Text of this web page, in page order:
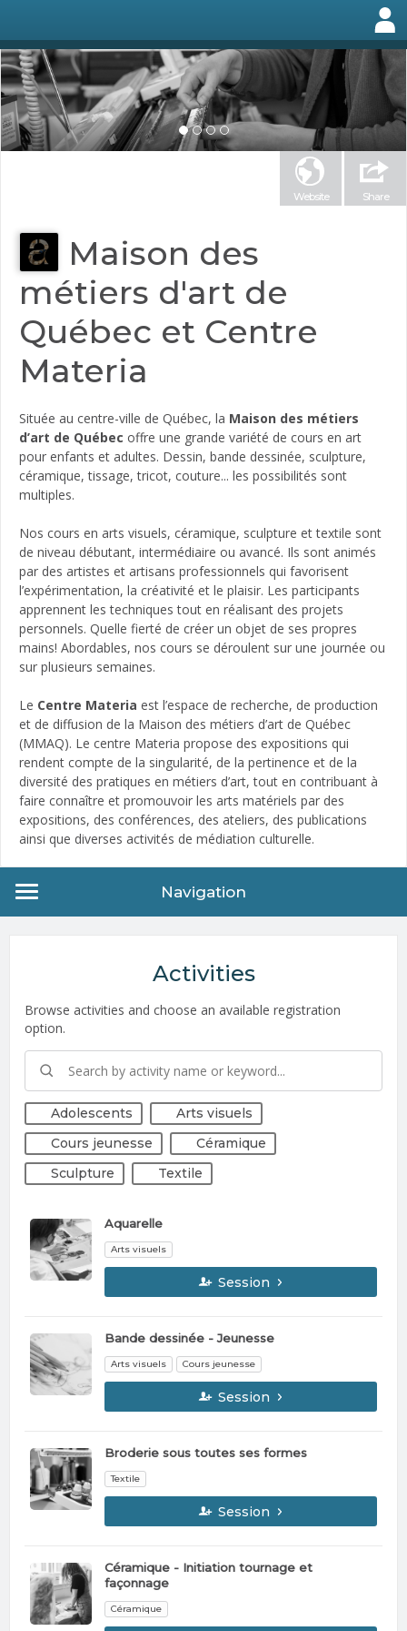
Website Share
Maison des
métiers d'art de
Québec et Centre
Materia
Située au centre-ville de Québec, la Maison des métiers
d’art de Québec offre une grande variété de cours en art
pour enfants et adultes. Dessin, bande dessinée, sculpture,
céramique, tissage, tricot, couture... les possibilités sont
multiples.
Nos cours en arts visuels, céramique, sculpture et textile sont
de niveau débutant, intermédiaire ou avancé. Ils sont animés
par des artistes et artisans professionnels qui favorisent
l’expérimentation, la créativité et le plaisir. Les participants
apprennent les techniques tout en réalisant des projets
personnels. Quelle fierté de créer un objet de ses propres
mains! Abordables, nos cours se déroulent sur une journée ou
sur plusieurs semaines.
Le Centre Materia est l’espace de recherche, de production
et de diffusion de la Maison des métiers d’art de Québec
(MMAQ). Le centre Materia propose des expositions qui
rendent compte de la singularité, de la pertinence et de la
diversité des pratiques en métiers d’art, tout en contribuant à
faire connaître et promouvoir les arts matériels par des
expositions, des conférences, des ateliers, des publications
ainsi que diverses activités de médiation culturelle.
Navigation
Activities
Browse activities and choose an available registration
option.
Adolescents
Arts visuels
Cours jeunesse
Céramique
Sculpture
Textile
Aquarelle
Arts visuels
Session
Bande dessinée - Jeunesse
Arts visuels Cours jeunesse
Session
Broderie sous toutes ses formes
Textile
Session
Céramique - Initiation tournage et
façonnage
Céramique